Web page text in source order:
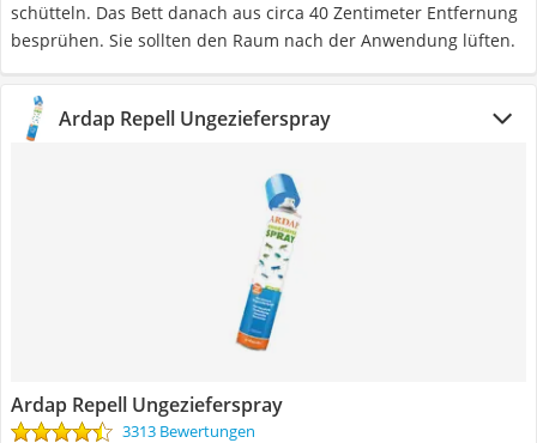
schütteln. Das Bett danach aus circa 40 Zentimeter Entfernung
besprühen. Sie sollten den Raum nach der Anwendung lüften.
Ardap Repell Ungezieferspray
Ardap Repell Ungezieferspray
3313 Bewertungen